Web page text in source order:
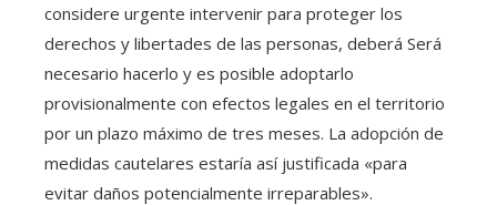
considere urgente intervenir para proteger los
derechos y libertades de las personas, deberá Será
necesario hacerlo y es posible adoptarlo
provisionalmente con efectos legales en el territorio
por un plazo máximo de tres meses. La adopción de
medidas cautelares estaría así justificada «para
evitar daños potencialmente irreparables».